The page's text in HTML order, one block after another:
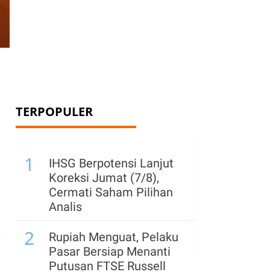
TERPOPULER
1
IHSG Berpotensi Lanjut
Koreksi Jumat (7/8),
Cermati Saham Pilihan
Analis
2
Rupiah Menguat, Pelaku
Pasar Bersiap Menanti
Putusan FTSE Russell